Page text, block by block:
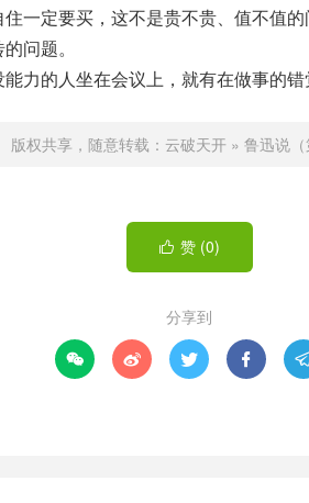
一定要买，这不是贵不贵、值不值
问题。
力的人坐在会议上，就有在做事的错
版权共享，随意转载： 云破天开 » 鲁迅说（
 赞 (0)
分享到
   